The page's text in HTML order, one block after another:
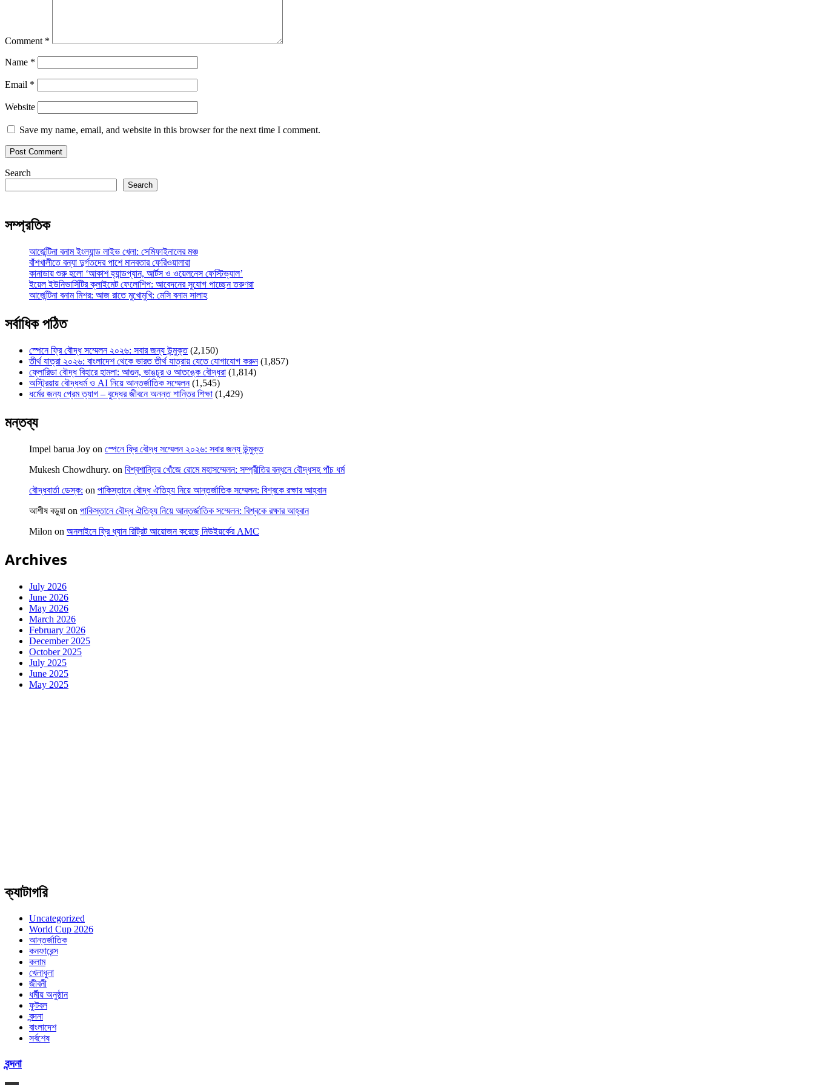
Comment *
Name *
Email *
Website
Save my name, email, and website in this browser for the next time I comment.
Search
Search
সম্প্রতিক
আর্জেন্টিনা বনাম ইংল্যান্ড লাইভ খেলা: সেমিফাইনালের মঞ্চ
বাঁশখালীতে বন্যা দুর্গতদের পাশে মানবতার ফেরিওয়ালারা
কানাডায় শুরু হলো ‘আকাশ হ্যান্ডপ্যান, আর্টস ও ওয়েলনেস ফেস্টিভ্যাল’
ইয়েল ইউনিভার্সিটির ক্লাইমেট ফেলোশিপ: আবেদনের সুযোগ পাচ্ছেন তরুণরা
আর্জেন্টিনা বনাম মিশর: আজ রাতে মুখোমুখি: মেসি বনাম সালাহ
সর্বাধিক পঠিত
স্পেনে ফ্রি বৌদ্ধ সম্মেলন ২০২৬: সবার জন্য উন্মুক্ত (2,150)
তীর্থ যাত্রা ২০২৬: বাংলাদেশ থেকে ভারত তীর্থ যাত্রায় যেতে যোগাযোগ করুন (1,857)
ফ্লোরিডা বৌদ্ধ বিহারে হামলা: আগুন, ভাঙচুর ও আতঙ্কে বৌদ্ধরা (1,814)
অস্ট্রিয়ায় বৌদ্ধধর্ম ও AI নিয়ে আন্তর্জাতিক সম্মেলন (1,545)
ধর্মের জন্য প্রেম ত্যাগ – বুদ্ধের জীবনে অনন্ত শান্তির শিক্ষা (1,429)
মন্তব্য
Impel barua Joy on স্পেনে ফ্রি বৌদ্ধ সম্মেলন ২০২৬: সবার জন্য উন্মুক্ত
Mukesh Chowdhury. on বিশ্বশান্তির খোঁজে রোমে মহাসম্মেলন: সম্প্রীতির বন্ধনে বৌদ্ধসহ পাঁচ ধর্ম
বৌদ্ধবার্তা ডেস্ক: on পাকিস্তানে বৌদ্ধ ঐতিহ্য নিয়ে আন্তর্জাতিক সম্মেলন: বিশ্বকে রক্ষার আহ্বান
আশীষ বড়ুয়া on পাকিস্তানে বৌদ্ধ ঐতিহ্য নিয়ে আন্তর্জাতিক সম্মেলন: বিশ্বকে রক্ষার আহ্বান
Milon on অনলাইনে ফ্রি ধ্যান রিট্রিট আয়োজন করেছে নিউইয়র্কের AMC
Archives
July 2026
June 2026
May 2026
March 2026
February 2026
December 2025
October 2025
July 2025
June 2025
May 2025
ক্যাটাগরি
Uncategorized
World Cup 2026
আন্তর্জাতিক
কনফারেন্স
কলাম
খেলাধুলা
জীবনী
ধর্মীয় অনুষ্ঠান
ফুটবল
বন্দনা
বাংলাদেশ
সর্বশেষ
বন্দনা